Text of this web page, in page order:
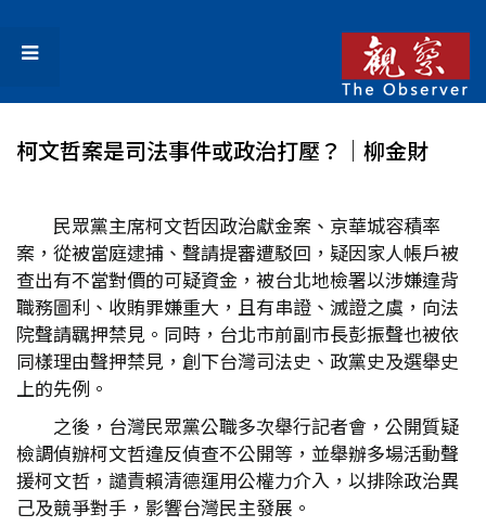
柯文哲案是司法事件或政治打壓？│柳金財
民眾黨主席柯文哲因政治獻金案、京華城容積率
案，從被當庭逮捕、聲請提審遭駁回，疑因家人帳戶被
查出有不當對價的可疑資金，被台北地檢署以涉嫌違背
職務圖利、收賄罪嫌重大，且有串證、滅證之虞，向法
院聲請羈押禁見。同時，台北市前副市長彭振聲也被依
同樣理由聲押禁見，創下台灣司法史、政黨史及選舉史
上的先例。
之後，台灣民眾黨公職多次舉行記者會，公開質疑
檢調偵辦柯文哲違反偵查不公開等，並舉辦多場活動聲
援柯文哲，譴責賴清德運用公權力介入，以排除政治異
己及競爭對手，影響台灣民主發展。